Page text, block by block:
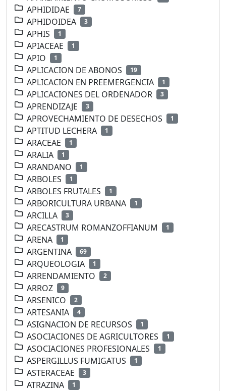
APHIDIDAE 7
APHIDOIDEA 3
APHIS 1
APIACEAE 1
APIO 1
APLICACION DE ABONOS 19
APLICACION EN PREEMERGENCIA 1
APLICACIONES DEL ORDENADOR 3
APRENDIZAJE 3
APROVECHAMIENTO DE DESECHOS 1
APTITUD LECHERA 1
ARACEAE 1
ARALIA 1
ARANDANO 1
ARBOLES 1
ARBOLES FRUTALES 1
ARBORICULTURA URBANA 1
ARCILLA 3
ARECASTRUM ROMANZOFFIANUM 1
ARENA 1
ARGENTINA 69
ARQUEOLOGIA 1
ARRENDAMIENTO 2
ARROZ 9
ARSENICO 2
ARTESANIA 4
ASIGNACION DE RECURSOS 1
ASOCIACIONES DE AGRICULTORES 1
ASOCIACIONES PROFESIONALES 1
ASPERGILLUS FUMIGATUS 1
ASTERACEAE 3
ATRAZINA 1